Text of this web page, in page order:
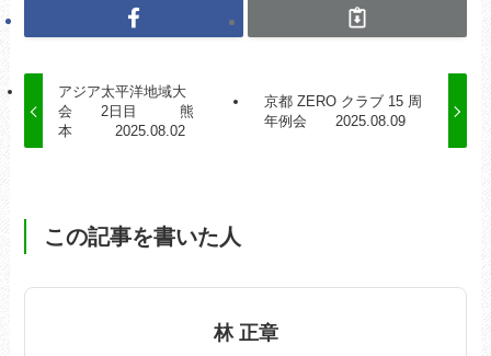
アジア太平洋地域大
会 2日目 熊
本 2025.08.02
京都 ZERO クラブ 15 周
年例会 2025.08.09
この記事を書いた人
林 正章